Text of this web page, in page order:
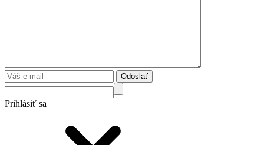
Odoslať
Prihlásiť sa